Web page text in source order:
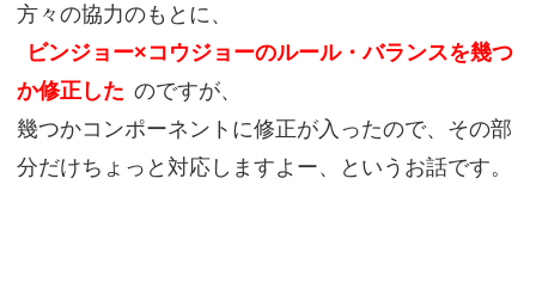
方々の協力のもとに、
ビンジョー×コウジョーのルール・バランスを幾つ
か修正した のですが、
幾つかコンポーネントに修正が入ったので、その部
分だけちょっと対応しますよー、というお話です。